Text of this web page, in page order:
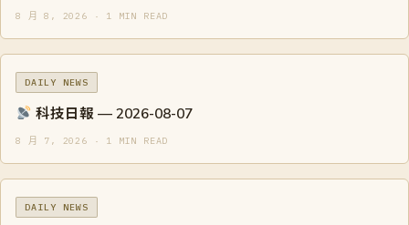
8 月 8, 2026 · 1 MIN READ
DAILY NEWS
科技日報 — 2026-08-07
8 月 7, 2026 · 1 MIN READ
DAILY NEWS